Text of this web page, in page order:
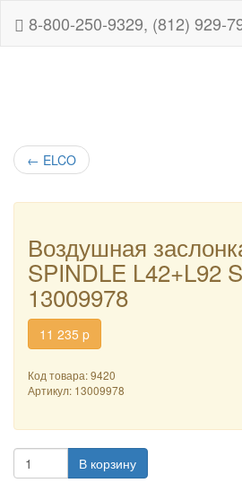
8-800-250-9329, (812) 929-
← ELCO
Воздушная
SPINDLE L42+L92
13009978
11 235 p
Код товара: 9420
Артикул: 13009978
В корзину